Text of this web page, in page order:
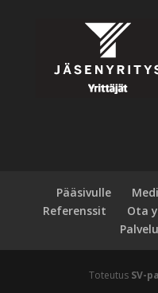
Pääsivulle
Referenssit
Ota
Toteutus SV-